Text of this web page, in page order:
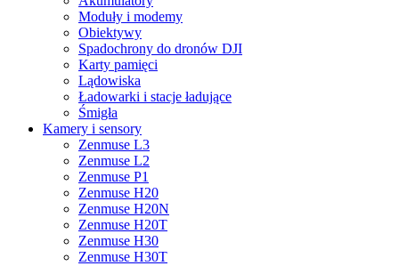
Moduły i modemy
Obiektywy
Spadochrony do dronów DJI
Karty pamięci
Lądowiska
Ładowarki i stacje ładujące
Śmigła
Kamery i sensory
Zenmuse L3
Zenmuse L2
Zenmuse P1
Zenmuse H20
Zenmuse H20N
Zenmuse H20T
Zenmuse H30
Zenmuse H30T